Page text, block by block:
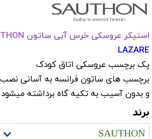
استیکر عروسکی خرس آبی ساتون SAUTHON مدل
LAZARE
پک برچسب عروسکی اتاق کودک
برچسب های ساتون فرانسه به آسانی
و بدون آسیب به تکیه گاه برداشته
برند
SAUTHON